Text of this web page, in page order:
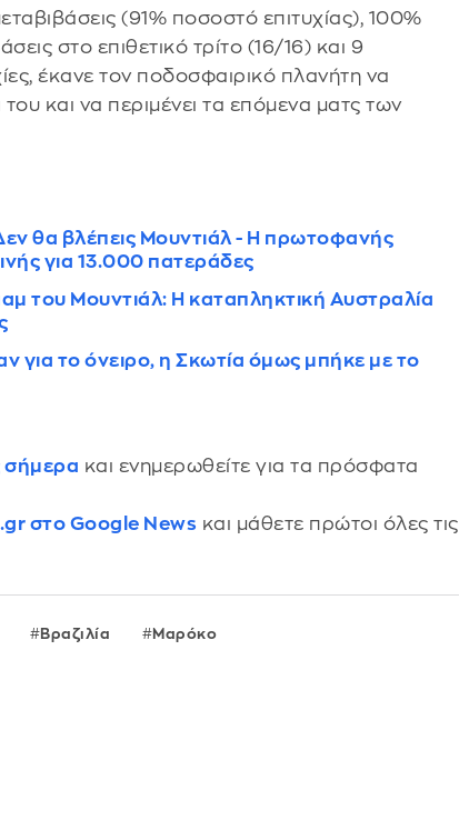
(91% ποσοστό επιτυχίας), 100%
στο επιθετικό τρίτο (16/16) και 9
έκανε τον ποδοσφαιρικό πλανήτη να
και να περιμένει τα επόμενα ματς των
θα βλέπεις Μουντιάλ - Η πρωτοφανής
για 13.000 πατεράδες
του Μουντιάλ: Η καταπληκτική Αυστραλία
για το όνειρο, η Σκωτία όμως μπήκε με το
σήμερα και ενημερωθείτε για τα πρόσφατα
στο Google News και μάθετε πρώτοι όλες τις
Βραζιλία Μαρόκο